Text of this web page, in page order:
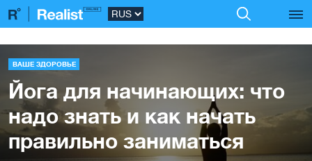
ВАШЕ ЗДОРОВЬЕ
Йога для начинающих: что
надо знать и как начать
правильно заниматься